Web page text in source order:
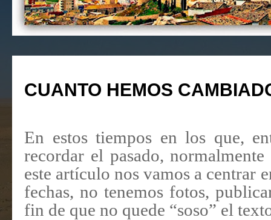
CUANTO HEMOS
En estos tiempos en los que,
recordar el pasado,
este artículo nos vamos a centrar
fechas, no tenemos fotos,
fin de que no quede “soso” el